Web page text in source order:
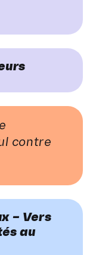
contre
– Vers
au